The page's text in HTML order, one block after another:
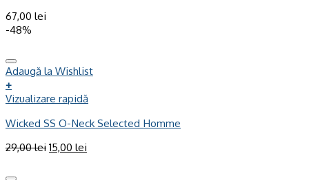
67,00 lei
-48%
Adaugă la Wishlist
+
Vizualizare rapidă
Wicked SS O-Neck Selected Homme
29,00lei 15,00 lei